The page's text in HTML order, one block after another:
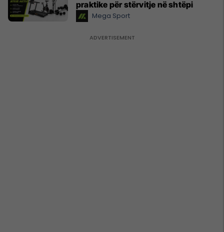
praktike për stërvitje në shtëpi
Mega Sport